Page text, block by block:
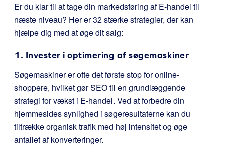
Er du klar til at tage din markedsføring af E-handel til
næste niveau? Her er 32 stærke strategier, der kan
hjælpe dig med at øge dit salg:
1. Invester i optimering af søgemaskiner
Søgemaskiner er ofte det første stop for online-
shoppere, hvilket gør SEO til en grundlæggende
strategi for vækst i E-handel. Ved at forbedre din
hjemmesides synlighed i søgeresultaterne kan du
tiltrække organisk trafik med høj intensitet og øge
antallet af konverteringer.